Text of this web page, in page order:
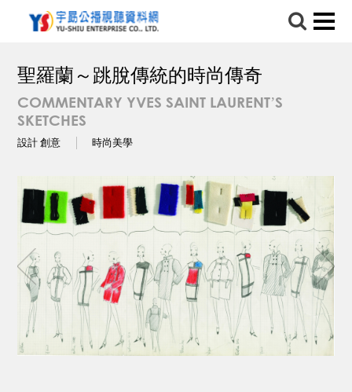
聖羅蘭～跳脫傳統的時尚傳奇
COMMENTARY YVES SAINT LAURENT’S
SKETCHES
設計 創意 時尚美學